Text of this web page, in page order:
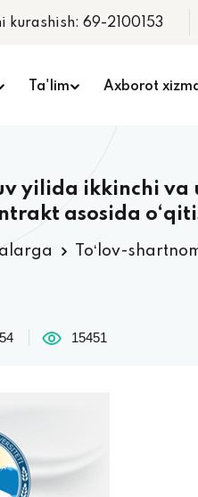
kurashish: 69-2100153
Ta'lim Axborot
yilida ikkinchi
asosida
Toʻlov-
15451